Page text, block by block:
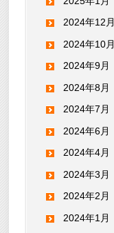
2024年12月
2024年10月
2024年9月
2024年8月
2024年7月
2024年6月
2024年4月
2024年3月
2024年2月
2024年1月